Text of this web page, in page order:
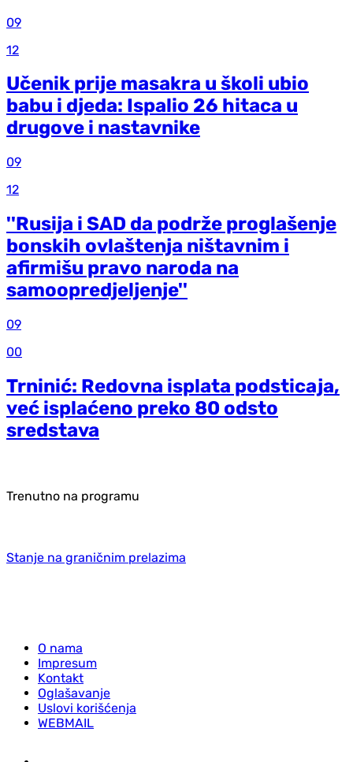
09
12
Učenik prije masakra u školi ubio
babu i djeda: Ispalio 26 hitaca u
drugove i nastavnike
09
12
''Rusija i SAD da podrže proglašenje
bonskih ovlaštenja ništavnim i
afirmišu pravo naroda na
samoopredjeljenje''
09
00
Trninić: Redovna isplata podsticaja,
već isplaćeno preko 80 odsto
sredstava
Trenutno na programu
Stanje na graničnim prelazima
O nama
Impresum
Kontakt
Oglašavanje
Uslovi korišćenja
WEBMAIL